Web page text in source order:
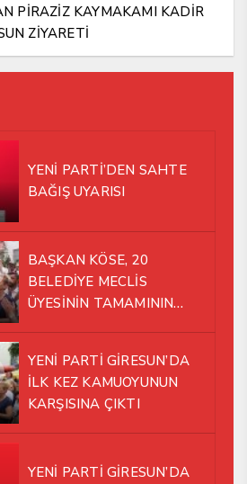
PİRAZİZ KAYMAKAMI KADİR
ZİYARETİ
YENİ PARTİ’DEN SAHTE
BAĞIŞ UYARISI
BAŞKAN KÖSE, 20
BELEDİYE MECLİS
ÜYESİNİN TAMAMININ
YÜRÜMEYE KARAR VERDİK
YENİ PARTİ GİRESUN’DA
İLK KEZ KAMUOYUNUN
KARŞISINA ÇIKTI
YENİ PARTİ GİRESUN’DA